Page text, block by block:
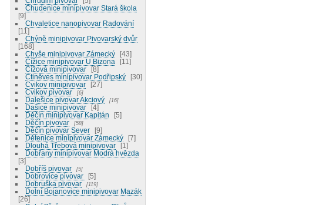
Chudenice minipivovar Stará škola
9
Chvaletice nanopivovar Radování
11
Chýně minipivovar Pivovarský dvůr
168
Chyše minipivovar Zámecký
43
Čížice minipivovar U Bizona
11
Čížová minipivovar
8
Ctiněves minipivovar Podřipský
30
Cvikov minipivovar
27
Cvikov pivovar
6
Dalešice pivovar Akciový 16
Dašice minipivovar
4
Děčín minipivovar Kapitán
5
Děčín pivovar
58
Děčín pivovar Sever
9
Dětenice minipivovar Zámecký
7
Dlouhá Třebová minipivovar
1
Dobřany minipivovar Modrá hvězda
3
Dobříš pivovar
5
Dobrovice pivovar
5
Dobruška pivovar
119
Dolní Bojanovice minipivovar Mazák
26